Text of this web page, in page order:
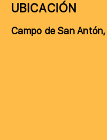
UBICACIÓN
Campo de San